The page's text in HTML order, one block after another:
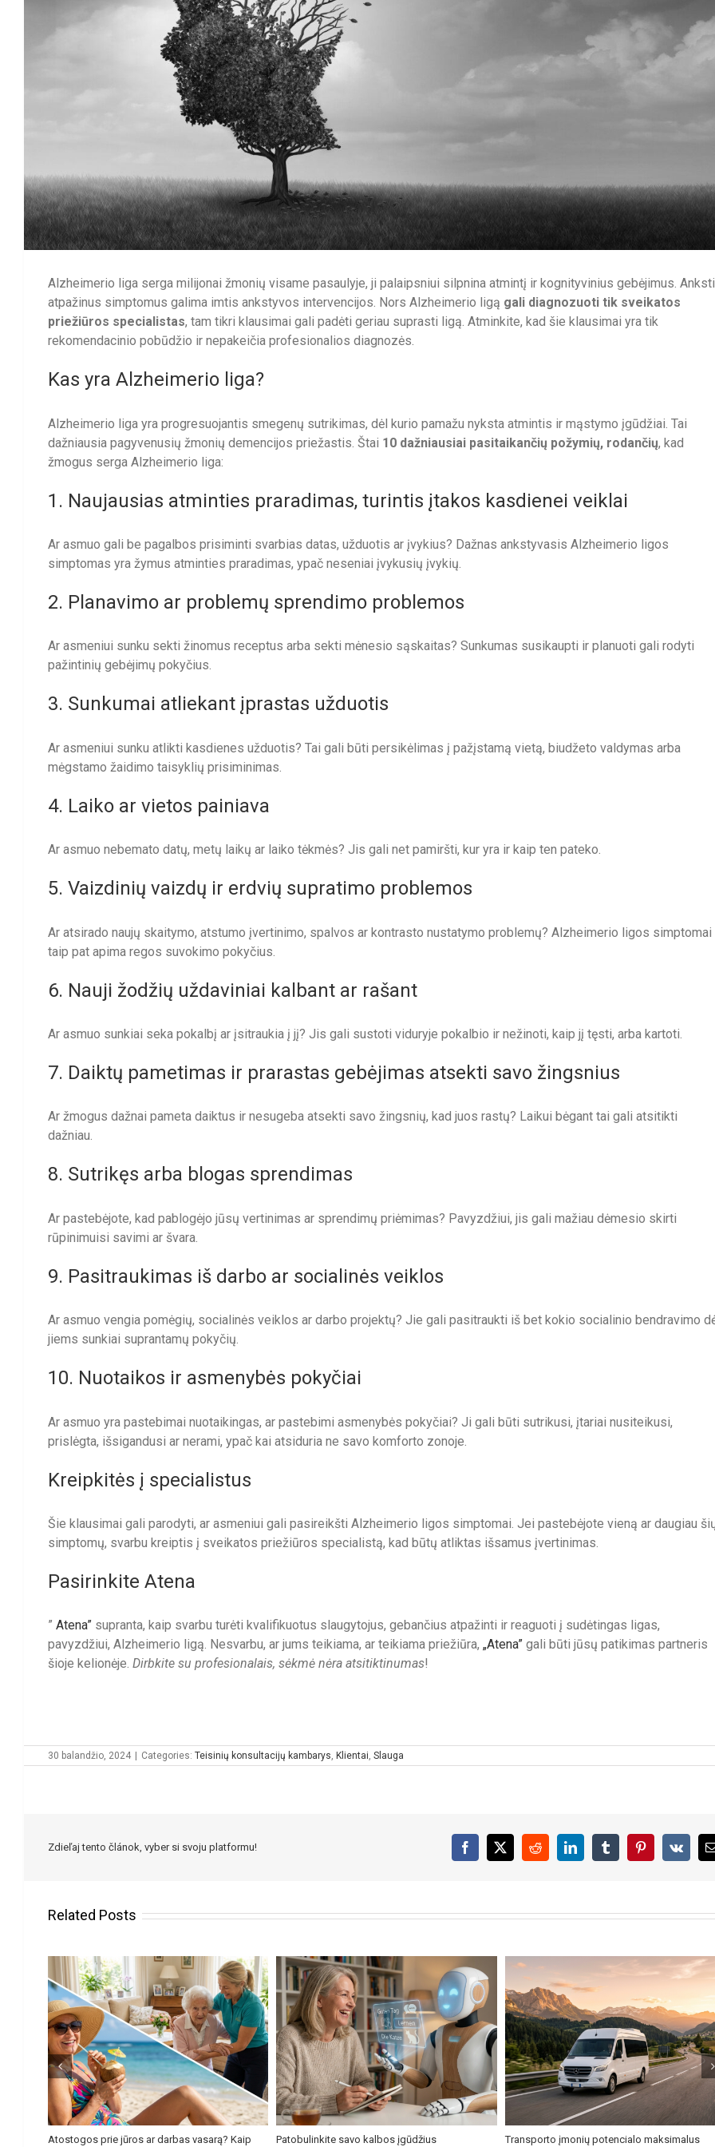
Alzheimerio liga serga milijonai žmonių visame pasaulyje, ji palaipsniui silpnina atmintį ir kognityvinius gebėjimus. Anksti
atpažinus simptomus galima imtis ankstyvos intervencijos. Nors Alzheimerio ligą gali diagnozuoti tik sveikatos
priežiūros specialistas, tam tikri klausimai gali padėti geriau suprasti ligą. Atminkite, kad šie klausimai yra tik
rekomendacinio pobūdžio ir nepakeičia profesionalios diagnozės.
Kas yra Alzheimerio liga?
Alzheimerio liga yra progresuojantis smegenų sutrikimas, dėl kurio pamažu nyksta atmintis ir mąstymo įgūdžiai. Tai
dažniausia pagyvenusių žmonių demencijos priežastis. Štai 10 dažniausiai pasitaikančių požymių, rodančių, kad
žmogus serga Alzheimerio liga:
1. Naujausias atminties praradimas, turintis įtakos kasdienei veiklai
Ar asmuo gali be pagalbos prisiminti svarbias datas, užduotis ar įvykius? Dažnas ankstyvasis Alzheimerio ligos
simptomas yra žymus atminties praradimas, ypač neseniai įvykusių įvykių.
2. Planavimo ar problemų sprendimo problemos
Ar asmeniui sunku sekti žinomus receptus arba sekti mėnesio sąskaitas? Sunkumas susikaupti ir planuoti gali rodyti
pažintinių gebėjimų pokyčius.
3. Sunkumai atliekant įprastas užduotis
Ar asmeniui sunku atlikti kasdienes užduotis? Tai gali būti persikėlimas į pažįstamą vietą, biudžeto valdymas arba
mėgstamo žaidimo taisyklių prisiminimas.
4. Laiko ar vietos painiava
Ar asmuo nebemato datų, metų laikų ar laiko tėkmės? Jis gali net pamiršti, kur yra ir kaip ten pateko.
5. Vaizdinių vaizdų ir erdvių supratimo problemos
Ar atsirado naujų skaitymo, atstumo įvertinimo, spalvos ar kontrasto nustatymo problemų? Alzheimerio ligos simptomai
taip pat apima regos suvokimo pokyčius.
6. Nauji žodžių uždaviniai kalbant ar rašant
Ar asmuo sunkiai seka pokalbį ar įsitraukia į jį? Jis gali sustoti viduryje pokalbio ir nežinoti, kaip jį tęsti, arba kartoti.
7. Daiktų pametimas ir prarastas gebėjimas atsekti savo žingsnius
Ar žmogus dažnai pameta daiktus ir nesugeba atsekti savo žingsnių, kad juos rastų? Laikui bėgant tai gali atsitikti
dažniau.
8. Sutrikęs arba blogas sprendimas
Ar pastebėjote, kad pablogėjo jūsų vertinimas ar sprendimų priėmimas? Pavyzdžiui, jis gali mažiau dėmesio skirti
rūpinimuisi savimi ar švara.
9. Pasitraukimas iš darbo ar socialinės veiklos
Ar asmuo vengia pomėgių, socialinės veiklos ar darbo projektų? Jie gali pasitraukti iš bet kokio socialinio bendravimo
jiems sunkiai suprantamų pokyčių.
10. Nuotaikos ir asmenybės pokyčiai
Ar asmuo yra pastebimai nuotaikingas, ar pastebimi asmenybės pokyčiai? Ji gali būti sutrikusi, įtariai nusiteikusi,
prislėgta, išsigandusi ar nerami, ypač kai atsiduria ne savo komforto zonoje.
Kreipkitės į specialistus
Šie klausimai gali parodyti, ar asmeniui gali pasireikšti Alzheimerio ligos simptomai. Jei pastebėjote vieną ar daugiau
simptomų, svarbu kreiptis į sveikatos priežiūros specialistą, kad būtų atliktas išsamus įvertinimas.
Pasirinkite Atena
” Atena” supranta, kaip svarbu turėti kvalifikuotus slaugytojus, gebančius atpažinti ir reaguoti į sudėtingas ligas,
pavyzdžiui, Alzheimerio ligą. Nesvarbu, ar jums teikiama, ar teikiama priežiūra, „Atena” gali būti jūsų patikimas partneris
šioje kelionėje. Dirbkite su profesionalais, sėkmė nėra atsitiktinumas!
30 balandžio, 2024 Categories: Teisinių konsultacijų kambarys, Klientai, Slauga
Zdieľaj tento článok, vyber si svoju platformu! Facebook
X RedditLinkedInTumblrPinterest
Vk
Related Posts
Atostogos prie jūros ar darbas vasarą? Kaip Patobulinkite savo kalbos įgūdžius Transporto įmonių potencialo maksimalus